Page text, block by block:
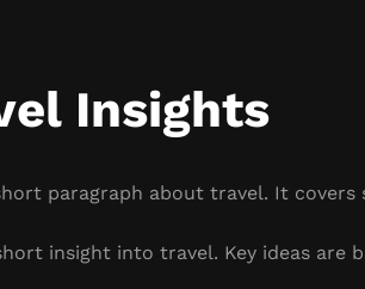
Insights
paragraph about travel. It
insight into travel. Key ideas are